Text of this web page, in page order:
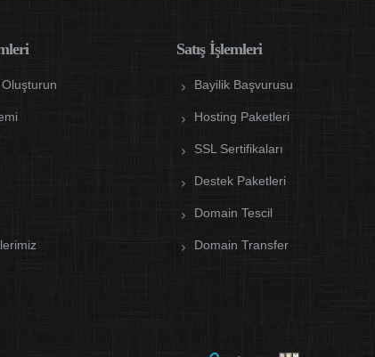
Satış İşlemleri
Bayilik Başvurusu
Hosting Paketleri
SSL Sertifikaları
Destek Paketleri
Domain Tescil
Domain Transfer